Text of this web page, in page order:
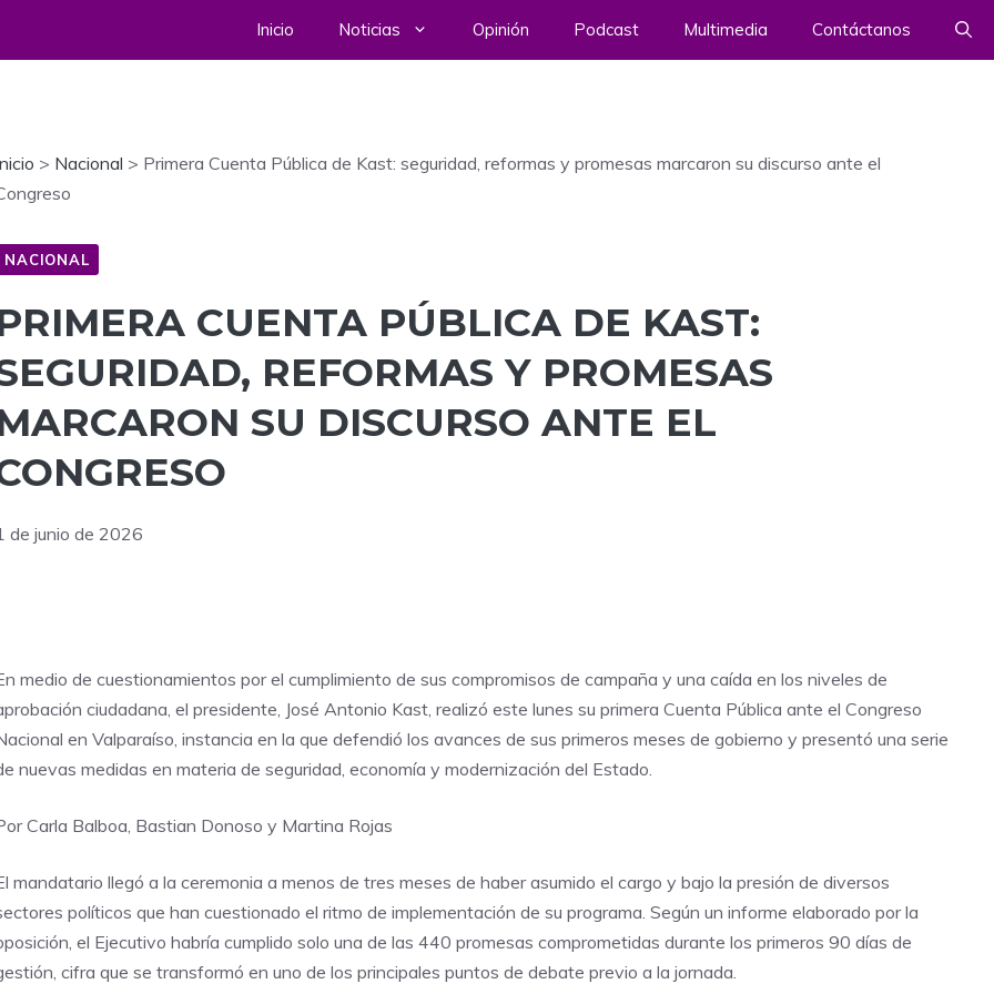
Inicio Noticias Opinión Podcast Multimedia Contáctanos
> Nacional > Primera Cuenta Pública de Kast: seguridad, reformas y promesas marcaron su discurso ante el
NACIONAL
CUENTA PÚBLICA DE KAST:
REFORMAS Y PROMESAS
SU DISCURSO ANTE EL
de junio de 2026
medio de cuestionamientos por el cumplimiento de sus compromisos de campaña y una caída en los niveles de
ciudadana, el presidente, José Antonio Kast, realizó este lunes su primera Cuenta Pública ante el Congreso
en Valparaíso, instancia en la que defendió los avances de sus primeros meses de gobierno y presentó una serie
nuevas medidas en materia de seguridad, economía y modernización del Estado.
Carla Balboa, Bastian Donoso y Martina Rojas
mandatario llegó a la ceremonia a menos de tres meses de haber asumido el cargo y bajo la presión de diversos
políticos que han cuestionado el ritmo de implementación de su programa. Según un informe elaborado por la
el Ejecutivo habría cumplido solo una de las 440 promesas comprometidas durante los primeros 90 días de
cifra que se transformó en uno de los principales puntos de debate previo a la jornada.